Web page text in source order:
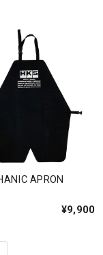
APRON
¥9,900